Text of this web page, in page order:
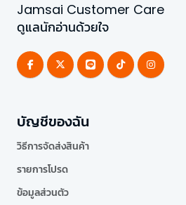
Jamsai Customer Care
ดูแลนักอ่านด้วยใจ
บัญชีของฉัน
วิธีการจัดส่งสินค้า
รายการโปรด
ข้อมูลส่วนตัว